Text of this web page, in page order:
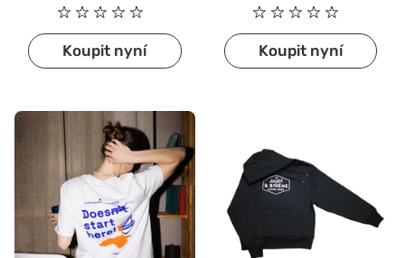
Koupit nyní Koupit nyní